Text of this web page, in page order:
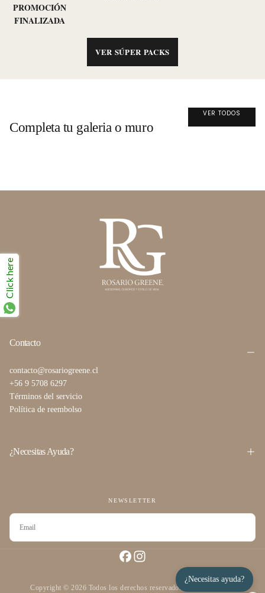
¿Necesitas ayuda?
PROMOCIÓN
FINALIZADA
VER SÚPER PACKS
Completa tu galeria o muro
VER TODOS
Contacto
contacto@rosariogreene.cl
+56 9 5708 6297
Términos del servicio
Política de reembolso
¿Necesitas Ayuda?
NEWSLETTER
CORREO
ELECTRÓNICO
SUSCRIBIRSE
Copyright © 2026 Todos los derechos reservados desarrollado por
Click here